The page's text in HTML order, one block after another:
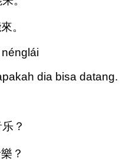
。
dia bisa datang.
？
？